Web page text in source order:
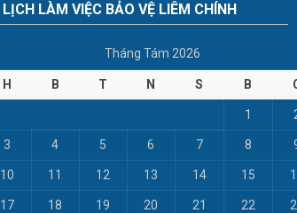
LỊCH LÀM VIỆC BẢO VỆ LIÊM CHÍNH
Tháng Tám 2026
H B T N S B
1
3 4 5 6 7 8
10 11 12 13 14 15
17 18 19 20 21 22